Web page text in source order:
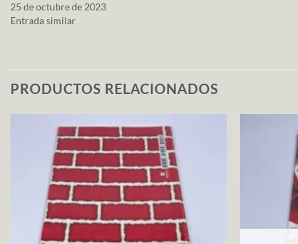
25 de octubre de 2023
Entrada similar
PRODUCTOS RELACIONADOS